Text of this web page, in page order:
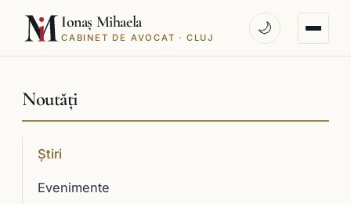
Ionaș Mihaela
CABINET DE AVOCAT · CLUJ
🌙
Noutăți
Știri
Evenimente